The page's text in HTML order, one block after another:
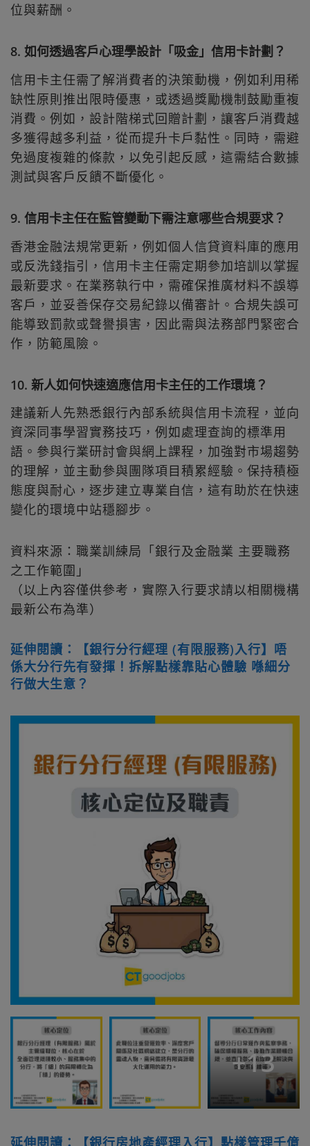
位與薪酬。
8. 如何透過客戶心理學設計「吸金」信用卡計劃？
信用卡主任需了解消費者的決策動機，例如利用稀
缺性原則推出限時優惠，或透過獎勵機制鼓勵重複
消費。例如，設計階梯式回贈計劃，讓客戶消費越
多獲得越多利益，從而提升卡戶黏性。同時，需避
免過度複雜的條款，以免引起反感，這需結合數據
測試與客戶反饋不斷優化。
9. 信用卡主任在監管變動下需注意哪些合規要求？
香港金融法規常更新，例如個人信貸資料庫的應用
或反洗錢指引，信用卡主任需定期參加培訓以掌握
最新要求。在業務執行中，需確保推廣材料不誤導
客戶，並妥善保存交易紀錄以備審計。合規失誤可
能導致罰款或聲譽損害，因此需與法務部門緊密合
作，防範風險。
10. 新人如何快速適應信用卡主任的工作環境？
建議新人先熟悉銀行內部系統與信用卡流程，並向
資深同事學習實務技巧，例如處理查詢的標準用
語。參與行業研討會與網上課程，加強對市場趨勢
的理解，並主動參與團隊項目積累經驗。保持積極
態度與耐心，逐步建立專業自信，這有助於在快速
變化的環境中站穩腳步。
資料來源：職業訓練局「銀行及金融業 主要職務
之工作範圍」
（以上內容僅供參考，實際入行要求請以相關機構
最新公布為準）
延伸閱讀：【銀行分行經理 (有限服務)入行】唔
係大分行先有發揮！拆解點樣靠貼心體驗 喺細分
行做大生意？
+13
延伸閱讀：【銀行房地產經理入行】點樣管理千億